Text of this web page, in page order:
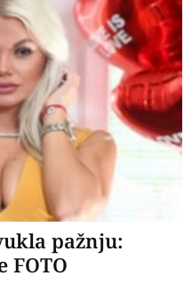
pažnju:
FOTO